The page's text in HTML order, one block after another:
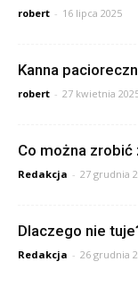
robert - 16 lipca 2025
Kanna
robert - 27 kwietnia
Co można zrobić
Redakcja - 27 grudnia
Dlaczego nie
Redakcja - 26 grudnia